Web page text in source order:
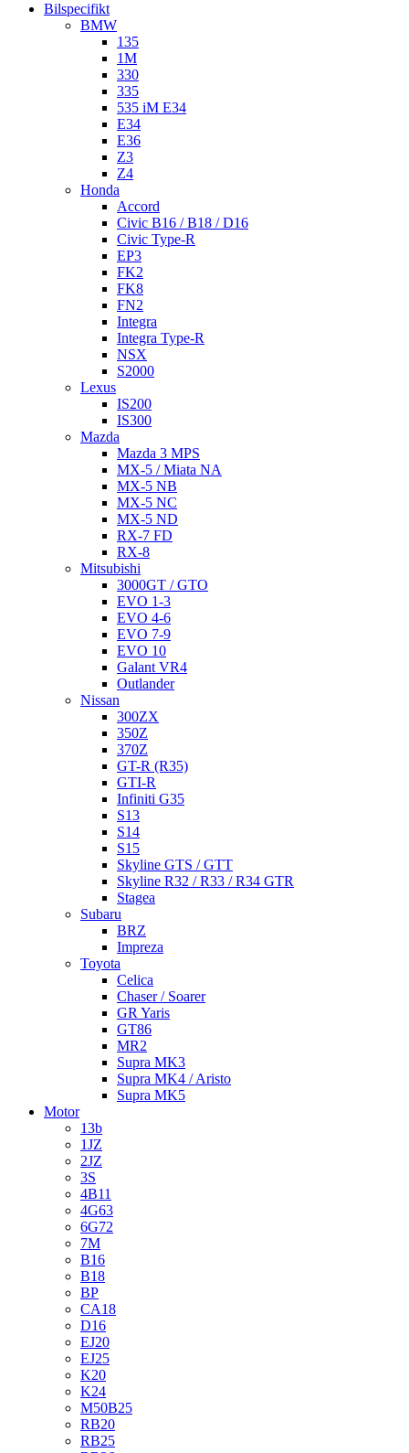
Bilspecifikt
BMW
135
1M
330
335
535 iM E34
E34
E36
Z3
Z4
Honda
Accord
Civic B16 / B18 / D16
Civic Type-R
EP3
FK2
FK8
FN2
Integra
Integra Type-R
NSX
S2000
Lexus
IS200
IS300
Mazda
Mazda 3 MPS
MX-5 / Miata NA
MX-5 NB
MX-5 NC
MX-5 ND
RX-7 FD
RX-8
Mitsubishi
3000GT / GTO
EVO 1-3
EVO 4-6
EVO 7-9
EVO 10
Galant VR4
Outlander
Nissan
300ZX
350Z
370Z
GT-R (R35)
GTI-R
Infiniti G35
S13
S14
S15
Skyline GTS / GTT
Skyline R32 / R33 / R34 GTR
Stagea
Subaru
BRZ
Impreza
Toyota
Celica
Chaser / Soarer
GR Yaris
GT86
MR2
Supra MK3
Supra MK4 / Aristo
Supra MK5
Motor
13b
1JZ
2JZ
3S
4B11
4G63
6G72
7M
B16
B18
BP
CA18
D16
EJ20
EJ25
K20
K24
M50B25
RB20
RB25